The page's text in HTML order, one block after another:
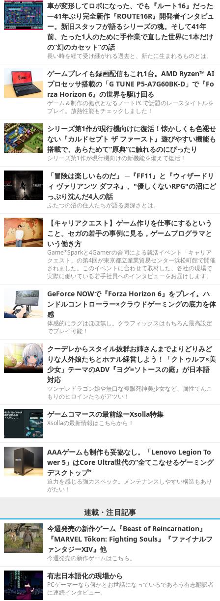
車が変形してロボになった、でも『ルート16』だった
―41年ぶり完全新作『ROUTE16R』開発者インタビュ
ー。新旧スタッフが語るシリーズの魂。そして41年
前、たった1人のために手作業で直した世界に1本だけ
の“幻のカセット”の話
長い時を経て受け継がれる過去と、新たに生まれるものとは。
ゲームプレイも録画配信もこれ1台。AMD Ryzen™ AI
プロセッサ搭載の「G TUNE P5-A7G60BK-D」で『Fo
rza Horizon 6』の世界を駆け回る
ゲーム＆制作の拠点となるノートPCで話題のレースタイトルを
プレイ。放熱性能もチェックしました！
シリーズ第1作が現行機向けに復活！懐かしくも色褪せ
ない『カルドセプト ザ ファースト』遊びやすい機能も
搭載で、あらためて“原典”に触れるのにぴったり
シリーズ第1作が現行機向けの新機能を備えて復活！
「冒険は楽しいものだ」 ─『FF11』と『ウィザードリ
ィ ヴァリアンツ ダフネ』、"優しくないRPG"の沼にど
っぷり沈んだ4人の話
ふたつの沼の住人たちが語る奥深さとは。
【キャリアクエスト】ゲーム作りを仕事にするという
こと。セガの若手の事例に見る，ゲームプログラマと
いう働き方
Game*Sparkと4Gamerの合同による就活イベント「キャリア
クエスト」の第4回が東京都立産業貿易センター浜松町館で開催
されました。このイベントに合わせて取材した、各社の現場で
実際に働いている若手社員へのインタビューをお届けします。
GeForce NOWで『Forza Horizon 6』をプレイ。ハ
ンドルコントローラー×クラウドゲーミングの底力を体
感
体感的にラグはほぼ無し。グラフィックスはもちろん最高設定
でプレイ可能！
クーデレからスタイル抜群お姉さんまでよりどりみど
りな人外娘たちとホテル経営しよう！「クトゥルフ×美
少女」テーマのADV『ヨグ=ソトースの庭』が日本語
対応
ツンデレドラゴン娘や無口な複眼死神美少女など、属性てんこ
もりのヒロインたちがアツい！
ゲームコマースの最前線ーXsolla特集
Xsollaの最新情報はこちらから！
AAAゲームも制作も妥協なし。「Lenovo Legion To
wer 5」はCore Ultra世代の“全てこなせるゲーミング
デスクトップ”
迫力を感じる強力スペック。メンテナンスしやすい構造もあり
がたい！
連載・注目記事
今週発売の新作ゲーム『Beast of Reincarnation』
『MARVEL Tōkon: Fighting Souls』『ファイナルフ
ァンタジーXIV』他
今週発売の新作ゲームはこちら。
有志日本語化の現場から
PCゲーマーなら何かとお世話になっているであろう有志翻訳者
に連続インタビュー。